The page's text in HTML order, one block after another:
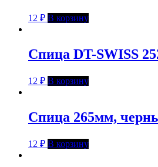
12 ₽ В корзину
Спица DT-SWISS
12 ₽ В корзину
Спица 265мм,
12 ₽ В корзину